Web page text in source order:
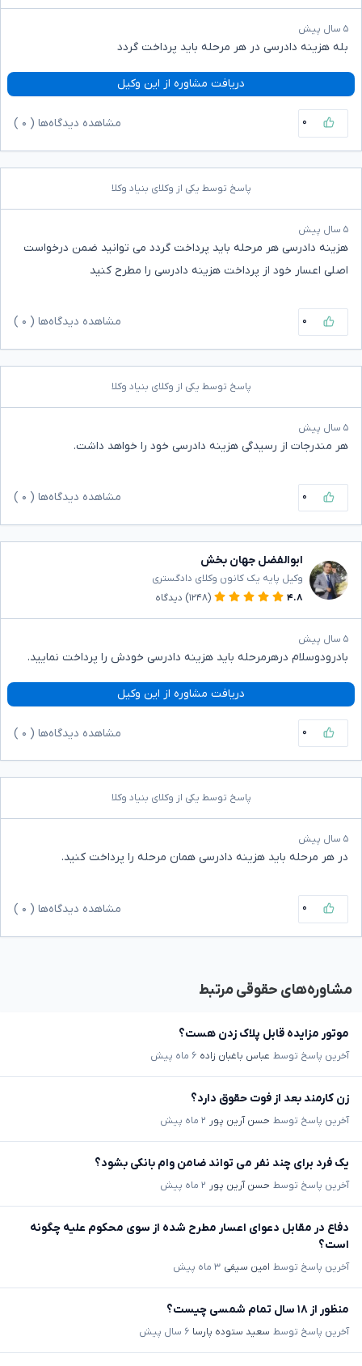
۵ سال پیش
بله هزینه دادرسی در هر مرحله باید پرداخت گردد
دریافت مشاوره از این وکیل
۰ مشاهده دیدگاه‌ها ( ۰
پاسخ توسط یکی از وکلای بنیاد وکلا
۵ سال پیش
هزینه دادرسی هر مرحله باید پرداخت گردد می توانید ضمن درخواست
اصلی اعسار خود از پرداخت هزینه دادرسی را مطرح کنید
۰ مشاهده دیدگاه‌ها ( ۰
پاسخ توسط یکی از وکلای بنیاد وکلا
۵ سال پیش
هر مندرجات از رسیدگی هزینه دادرسی خود را خواهد داشت.
۰ مشاهده دیدگاه‌ها ( ۰
ابوالفضل جهان بخش
وکیل پایه یک کانون وکلای دادگستری
۴.۸
(۱۲۴۸) دیدگاه
۵ سال پیش
بادرودوسلام درهرمرحله باید هزینه دادرسی خودش را پرداخت نمایید.
دریافت مشاوره از این وکیل
۰ مشاهده دیدگاه‌ها ( ۰
پاسخ توسط یکی از وکلای بنیاد وکلا
۵ سال پیش
در هر مرحله باید هزینه دادرسی همان مرحله را پرداخت کنید.
۰ مشاهده دیدگاه‌ها ( ۰
مشاوره‌های حقوقی مرتبط
موتور مزایده قابل پلاک زدن هست؟
آخرین پاسخ توسط عباس باغبان زاده ۶ ماه پیش
زن کارمند بعد از فوت حقوق دارد؟
آخرین پاسخ توسط حسن آرین پور ۲ ماه پیش
یک فرد برای چند نفر می تواند ضامن وام بانکی بشود؟
آخرین پاسخ توسط حسن آرین پور ۲ ماه پیش
دفاع در مقابل دعوای اعسار مطرح شده از سوی محکوم علیه چگونه
است؟
آخرین پاسخ توسط امین سیفی ۳ ماه پیش
منظور از ۱۸ سال تمام شمسی چیست؟
آخرین پاسخ توسط سعید ستوده پارسا ۶ سال پیش